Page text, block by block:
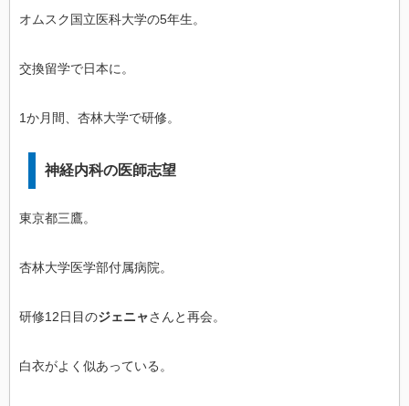
オムスク国立医科大学の5年生。
交換留学で日本に。
1か月間、杏林大学で研修。
神経内科の医師志望
東京都三鷹。
杏林大学医学部付属病院。
研修12日目のジェニャさんと再会。
白衣がよく似あっている。